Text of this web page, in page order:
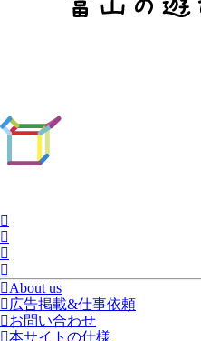
About us
広告掲載&仕事依頼
お問い合わせ
本サイトの仕様